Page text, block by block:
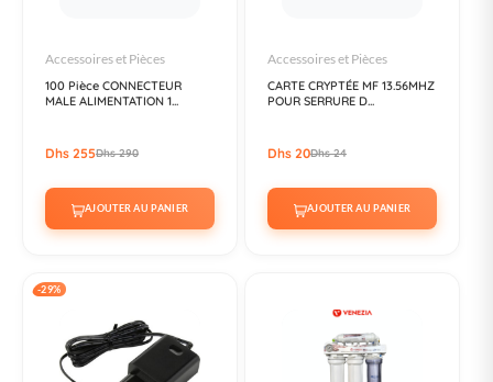
Accessoires et Pièces
100 Pièce CONNECTEUR
MALE ALIMENTATION 1...
Dhs 255Dhs 290
AJOUTER AU PANIER
Accessoires et Pièces
CARTE CRYPTÉE MF 13.56MHZ
POUR SERRURE D...
Dhs 20Dhs 24
AJOUTER AU PANIER
-29%